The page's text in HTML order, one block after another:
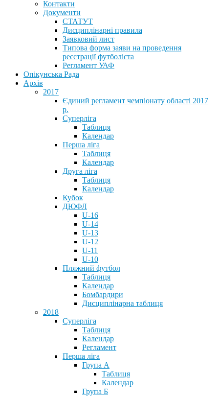
Контакти
Документи
СТАТУТ
Дисциплінарні правила
Заявковий лист
Типова форма заяви на проведення
реєстрації футболіста
Регламент УАФ
Опікунська Рада
Архів
2017
Єдиний регламент чемпіонату області 2017
р.
Суперліга
Таблиця
Календар
Перша ліга
Таблиця
Календар
Друга ліга
Таблиця
Календар
Кубок
ДЮФЛ
U-16
U-14
U-13
U-12
U-11
U-10
Пляжний футбол
Таблиця
Календар
Бомбардири
Дисциплінарна таблиця
2018
Суперліга
Таблиця
Календар
Регламент
Перша ліга
Група А
Таблиця
Календар
Група Б